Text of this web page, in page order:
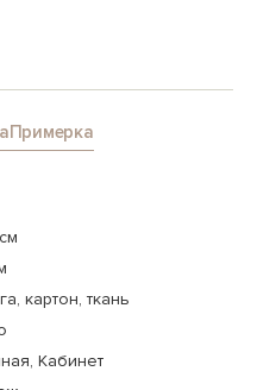
Примерка
картон, ткань
Кабинет